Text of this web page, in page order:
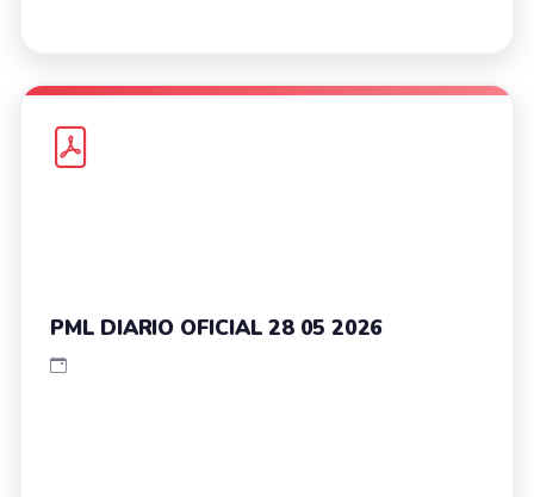
PML DIARIO OFICIAL 28 05 2026